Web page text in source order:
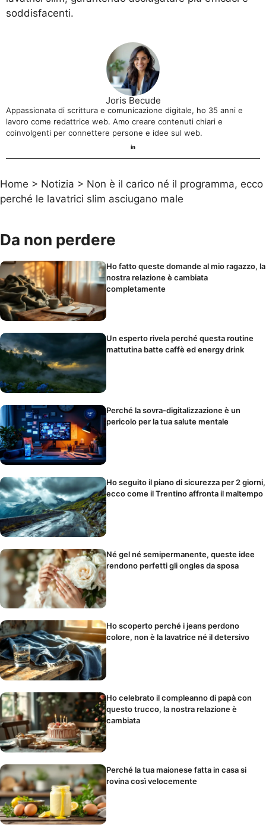
soddisfacenti.
Joris Becude
Appassionata di scrittura e comunicazione digitale, ho 35 anni e
lavoro come redattrice web. Amo creare contenuti chiari e
coinvolgenti per connettere persone e idee sul web.
Home > Notizia > Non è il carico né il programma, ecco
perché le lavatrici slim asciugano male
Da non perdere
Ho fatto queste domande al mio ragazzo, la
nostra relazione è cambiata
completamente
Un esperto rivela perché questa routine
mattutina batte caffè ed energy drink
Perché la sovra-digitalizzazione è un
pericolo per la tua salute mentale
Ho seguito il piano di sicurezza per 2 giorni,
ecco come il Trentino affronta il maltempo
Né gel né semipermanente, queste idee
rendono perfetti gli ongles da sposa
Ho scoperto perché i jeans perdono
colore, non è la lavatrice né il detersivo
Ho celebrato il compleanno di papà con
questo trucco, la nostra relazione è
cambiata
Perché la tua maionese fatta in casa si
rovina così velocemente